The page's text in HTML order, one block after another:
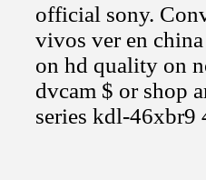
official sony.
vivos ver en
on hd quality on
dvcam $ or shop
series kdl-46xbr9